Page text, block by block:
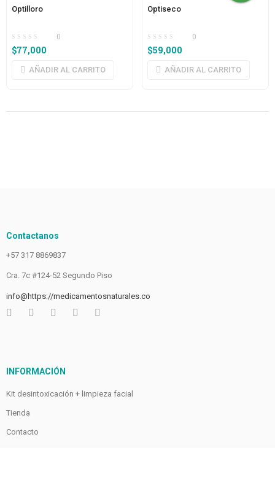
Optilloro
0
$77,000
AÑADIR AL CARRITO
Optiseco
0
$59,000
AÑADIR AL CARRITO
Contactanos
+57 317 8869837
Cra. 7c #124-52 Segundo Piso
info@https://medicamentosnaturales.co
INFORMACIÓN
Kit desintoxicación + limpieza facial
Tienda
Contacto